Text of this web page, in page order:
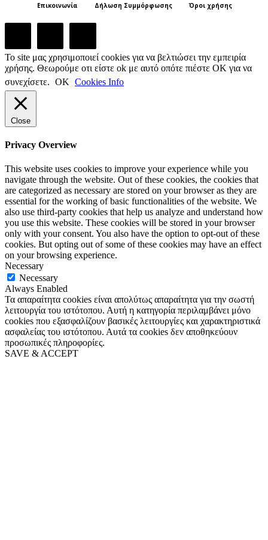
Επικοινωνία Δήλωση Συμμόρφωσης Όροι χρήσης
Το site μας χρησιμοποιεί cookies για να βελτιώσει την εμπειρία
χρήσης. Θεωρούμε οτι είστε ok με αυτό οπότε πιέστε ΟΚ για να
συνεχίσετε. ΟΚ Cookies Info
Close
Privacy Overview
This website uses cookies to improve your experience while you
navigate through the website. Out of these cookies, the cookies that
are categorized as necessary are stored on your browser as they are
essential for the working of basic functionalities of the website. We
also use third-party cookies that help us analyze and understand how
you use this website. These cookies will be stored in your browser
only with your consent. You also have the option to opt-out of these
cookies. But opting out of some of these cookies may have an effect
on your browsing experience.
Necessary
Necessary
Always Enabled
Τα απαραίτητα cookies είναι απολύτως απαραίτητα για την σωστή
λειτουργία του ιστότοπου. Αυτή η κατηγορία περιλαμβάνει μόνο
cookies που εξασφαλίζουν βασικές λειτουργίες και χαρακτηριστικά
ασφαλείας του ιστότοπου. Αυτά τα cookies δεν αποθηκεύουν
προσωπικές πληροφορίες.
SAVE & ACCEPT